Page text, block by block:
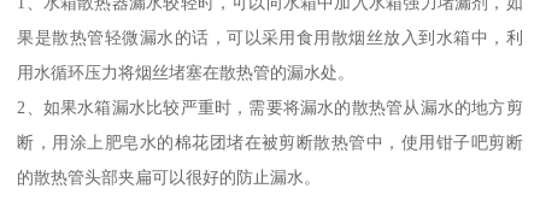
果是散热管轻微漏水的话，可以采用食用散烟丝放入到水箱中，利
用水循环压力将烟丝堵塞在散热管的漏水处。
2、如果水箱漏水比较严重时，需要将漏水的散热管从漏水的地方剪
断，用涂上肥皂水的棉花团堵在被剪断散热管中，使用钳子吧剪断
的散热管头部夹扁可以很好的防止漏水。